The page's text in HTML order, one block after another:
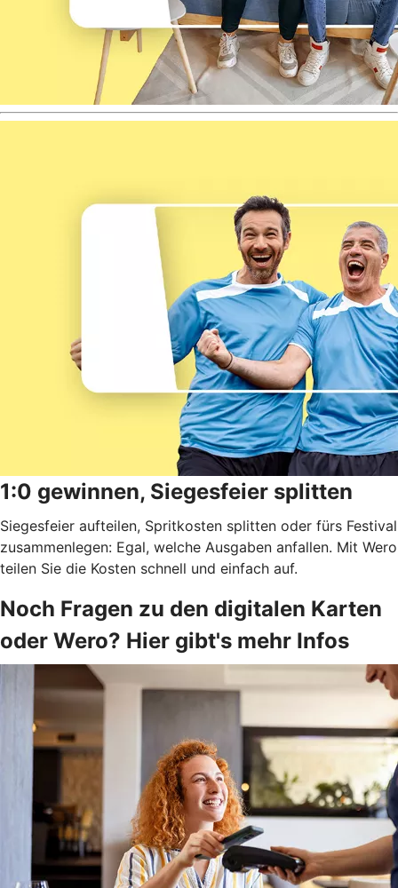
1:0 gewinnen, Siegesfeier splitten
Siegesfeier aufteilen, Spritkosten splitten oder fürs Festival
zusammenlegen: Egal, welche Ausgaben anfallen. Mit Wero
teilen Sie die Kosten schnell und einfach auf.
Noch Fragen zu den digitalen Karten
oder Wero? Hier gibt's mehr Infos